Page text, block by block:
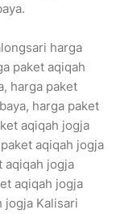
harga
paket aqiqah
harga paket
harga paket
aqiqah jogja
aqiqah jogja
aqiqah jogja
aqiqah jogja
jogja Kalisari